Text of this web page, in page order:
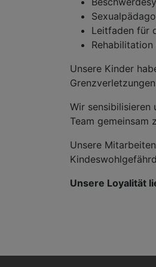
Leitfaden für
Unsere Kinder
Wir sensibilisieren
Team gemeinsam
Unsere
Unsere Loyalität